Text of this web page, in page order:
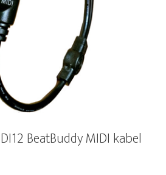
BeatBuddy MIDI kabel